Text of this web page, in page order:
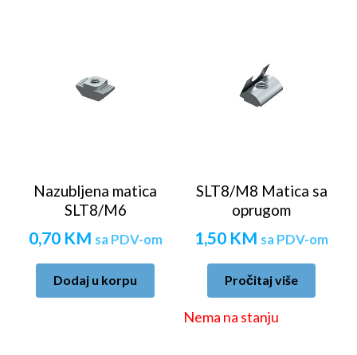
Nazubljena matica
SLT8/M6
0,70 KM sa PDV-om
Dodaj u korpu
SLT8/M8 Matica sa
oprugom
1,50 KM sa PDV-om
Pročitaj više
Nema na stanju